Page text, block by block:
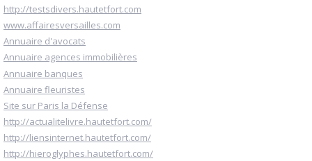
http://testsdivers.hautetfort.com
www.affairesversailles.com
Annuaire d'avocats
Annuaire agences immobilières
Annuaire banques
Annuaire fleuristes
Site sur Paris la Défense
http://actualitelivre.hautetfort.com/
http://liensinternet.hautetfort.com/
http://hieroglyphes.hautetfort.com/